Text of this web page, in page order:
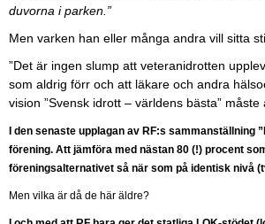
duvorna i parken.”
Men varken han eller många andra vill sitta
”Det är ingen slump att veteranidrotten
som aldrig förr och att läkare och andra
vision ”Svensk idrott – världens bästa”
I den senaste upplagan av RF:s sammanställning
förening. Att jämföra med nästan 80 (!) procent
föreningsalternativet så när som på identisk nivå
Men vilka är då de här äldre?